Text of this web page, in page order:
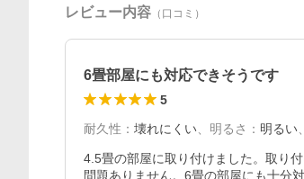
レビュー内容 （口コミ）
6畳部屋にも対応できそうです
5
耐久性 ： 壊れにくい 明るさ ： 明るい
4.5畳の部屋に取り付けました。取り
問題ありません。6畳の部屋にも十分